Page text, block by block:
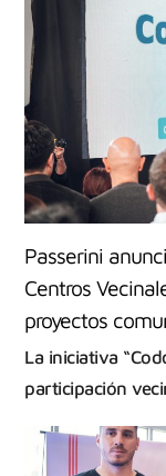
Passerini
Centros
proyectos
La iniciativa
participación